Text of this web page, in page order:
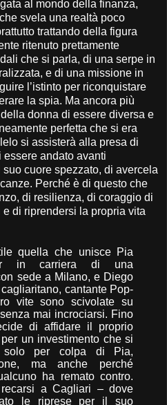
al mondo della finanza,
svela una realtà poco
trattando della figura
ritenuto prettamente
che si parla, di una serpe in
e di una missione in
l’istinto per riconquistare
la spia. Ma ancora più
donna di essere diversa e
perfetta che si era
si assisterà alla presa di
andato avanti
cuore spezzato, di avercela
Perché è di questo che
di resilienza, di coraggio di
di riprendersi la propria vita
quella che unisce Pia
in carriera di una
sede a Milano, e Diego
cantante Pop-
vite sono scivolate su
mai incrociarsi. Fino
di affidare il proprio
un investimento che si
solo per colpa di Pia,
ma anche perché
ha remato contro.
a Cagliari – dove
le riprese per il suo